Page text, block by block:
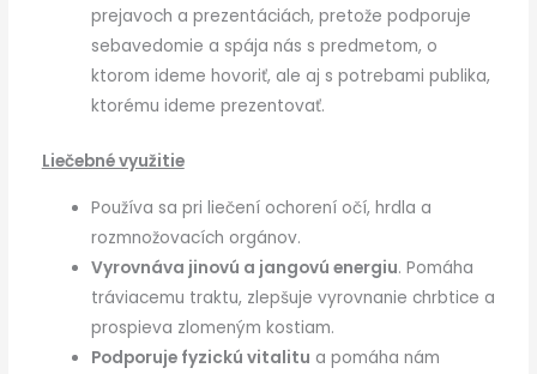
prejavoch a prezentáciách, pretože podporuje
sebavedomie a spája nás s predmetom, o
ktorom ideme hovoriť, ale aj s potrebami publika,
ktorému ideme prezentovať.
Liečebné využitie
Používa sa pri liečení ochorení očí, hrdla a
rozmnožovacích orgánov.
Vyrovnáva jinovú a jangovú energiu. Pomáha
tráviacemu traktu, zlepšuje vyrovnanie chrbtice a
prospieva zlomeným kostiam.
Podporuje fyzickú vitalitu a pomáha nám